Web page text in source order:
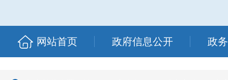
网站首页 政府信息公开 政